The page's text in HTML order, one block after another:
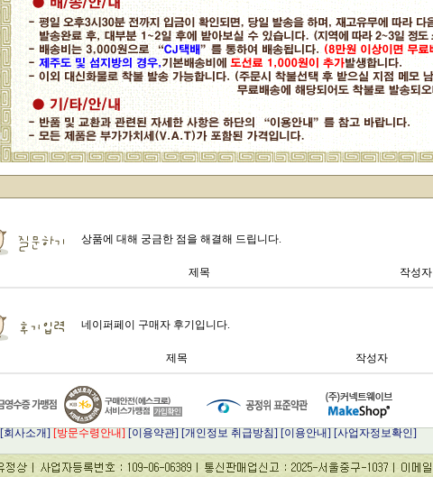
상품에 대해 궁금한 점을 해결해 드립니다.
제목 작성자
네이퍼페이 구매자 후기입니다.
제목 작성자
[회사소개] [방문수령안내] [이용약관] [개인정보 취급방침] [이용안내] [사업자정보확인]